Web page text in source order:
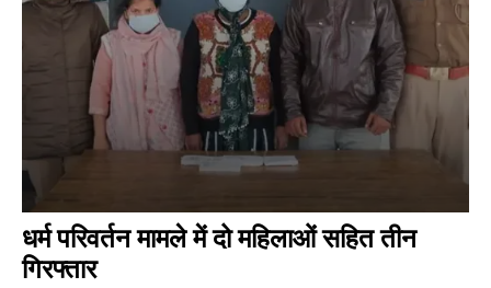
धर्म परिवर्तन मामले में दो महिलाओं सहित तीन
गिरफ्तार